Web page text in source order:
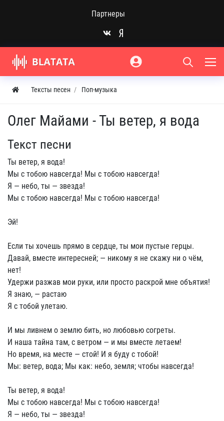
Партнеры
Тексты песен Поп-музыка
Олег Майами - Ты ветер, я вода
Текст песни
Ты ветер, я вода!
Мы с тобою навсегда! Мы с тобою навсегда!
Я — небо, ты — звезда!
Мы с тобою навсегда! Мы с тобою навсегда!
Эй!
Если ты хочешь прямо в сердце, ты мои пустые герцы.
Давай, вместе интересней; — никому я не скажу ни о чём,
нет!
Удержи разжав мои руки, или просто раскрой мне объятия!
Я знаю, — растаю
Я с тобой улетаю.
И мы ливнем о землю бить, но любовью согреты.
И наша тайна там, с ветром — и мы вместе летаем!
Но время, на месте — стой! И я буду с тобой!
Мы: ветер, вода; Мы как: небо, земля; чтобы навсегда!
Ты ветер, я вода!
Мы с тобою навсегда! Мы с тобою навсегда!
Я — небо, ты — звезда!